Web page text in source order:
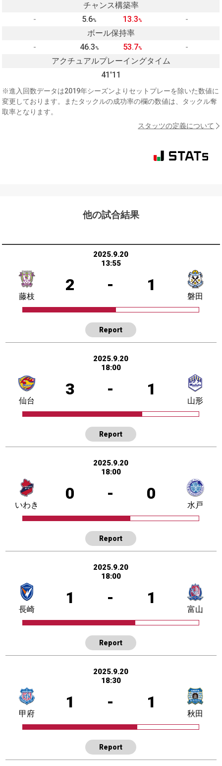
チャンス構築率
-
5.6% 13.3%
-
ボール保持率
-
46.3% 53.7%
-
アクチュアルプレーイングタイム
41'11
※進入回数データは2019年シーズンよりセットプレーを除いた数値に
変更しております。またタックルの成功率の欄の数値は、タックル奪
取率となります。
スタッツの定義について
他の試合結果
2025.9.20
13:55
2 - 1
藤枝 磐田
Report
2025.9.20
18:00
3 - 1
仙台 山形
Report
2025.9.20
18:00
0 - 0
いわき 水戸
Report
2025.9.20
18:00
1 - 1
長崎 富山
Report
2025.9.20
18:30
1 - 1
甲府 秋田
Report